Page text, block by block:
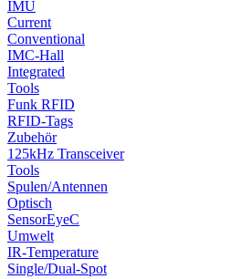
IMU
Current
Conventional
IMC-Hall
Integrated
Tools
Funk RFID
RFID-Tags
Zubehör
125kHz Transceiver
Tools
Spulen/Antennen
Optisch
SensorEyeC
Umwelt
IR-Temperature
Single/Dual-Spot